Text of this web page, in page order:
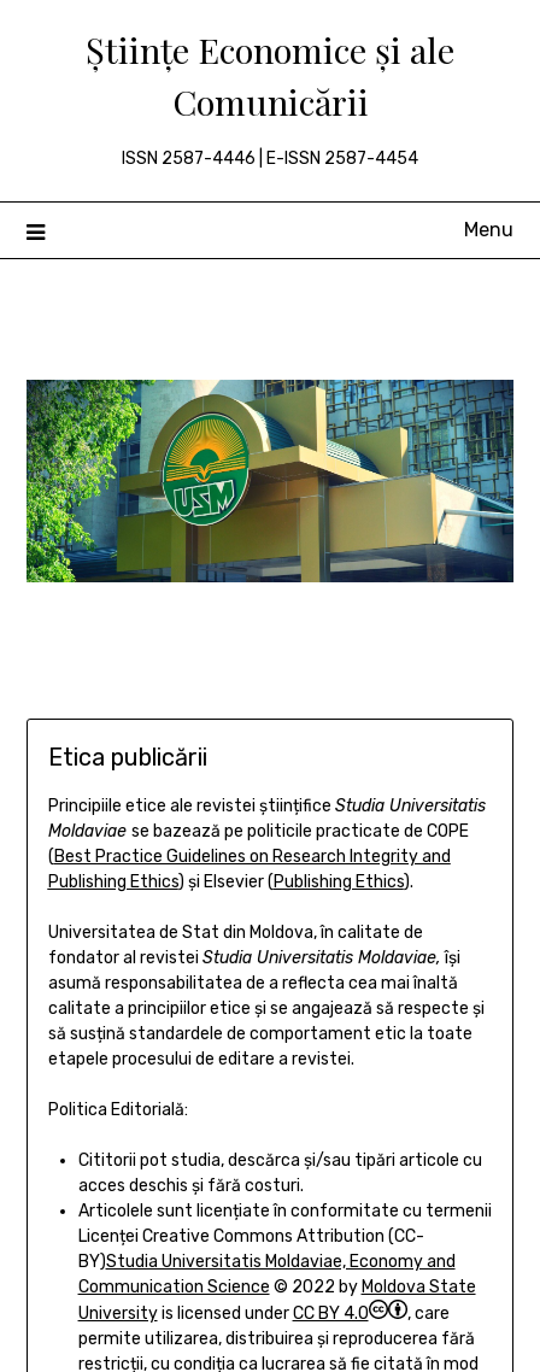
Științe Economice și ale
Comunicării
ISSN 2587-4446 | E-ISSN 2587-4454
Menu
Etica publicării
Principiile etice ale revistei științifice Studia Universitatis
Moldaviae se bazează pe politicile practicate de COPE
(Best Practice Guidelines on Research Integrity and
Publishing Ethics) și Elsevier (Publishing Ethics).
Universitatea de Stat din Moldova, în calitate de
fondator al revistei Studia Universitatis Moldaviae, își
asumă responsabilitatea de a reflecta cea mai înaltă
calitate a principiilor etice și se angajează să respecte și
să susțină standardele de comportament etic la toate
etapele procesului de editare a revistei.
Politica Editorială:
Cititorii pot studia, descărca și/sau tipări articole cu
acces deschis și fără costuri.
Articolele sunt licențiate în conformitate cu termenii
Licenței Creative Commons Attribution (CC-
BY)Studia Universitatis Moldaviae, Economy and
Communication Science © 2022 by Moldova State
Universityis licensed underCC BY 4.0
, care
permite utilizarea, distribuirea și reproducerea fără
restricții, cu condiția ca lucrarea să fie citată în mod